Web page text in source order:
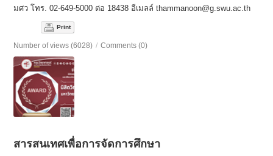
มศว โทร. 02-649-5000 ต่อ 18438 อีเมลล์ thammanoon@g.swu.ac.th
Print
Number of views (6028) / Comments (0)
สารสนเทศเพื่อการจัดการศึกษา